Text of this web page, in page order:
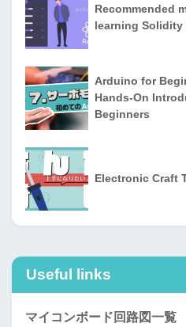
Recommended
learning Solidity
Arduino for
Hands-On
Beginners
Electronic Craft
Useful links
マイコンボード回路図一覧